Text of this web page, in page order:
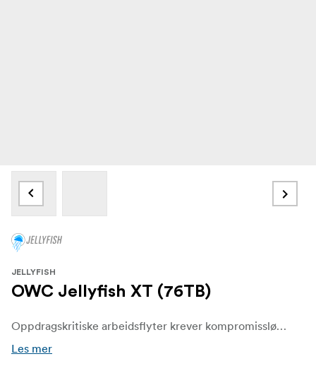
JELLYFISH
OWC Jellyfish XT (76TB)
Oppdragskritiske arbeidsflyter krever kompromissløs lagring. Jellyfish XT er et Enterprise Full Flash-kraftverk bygget på en dobbel 100GbE-backbone, designet for ren hastighet. To Xeon Gold-prosessorer og 768 GB RAM gir enorme hestekrefter slik at teammedlemmene aldri trenger å vente på systemet. Jellyfish XT Accelerator-teknologien behandler metadataene separat fra mediefilene, noe som gir den umiddelbare responsen som profesjonelle kreatører etterspør. Jellyfish XT er den absolutt beste løsningen på markedet i dag når teamet har mange øyne på seg og det ikke er mulig å mislykkes. Ideell for store redigerings- og VFX-team, virtuelle produksjoner, live-arrangementer, kringkasting og avansert postproduksjon.
Les mer